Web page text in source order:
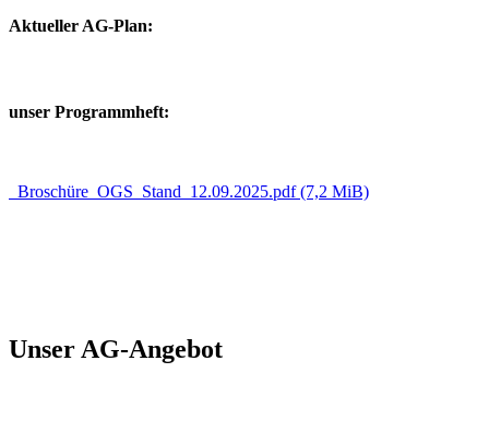
Aktueller AG-Plan:
unser Programmheft:
Broschüre_OGS_Stand_12.09.2025.pdf(7,2 MiB)
Unser AG-Angebot